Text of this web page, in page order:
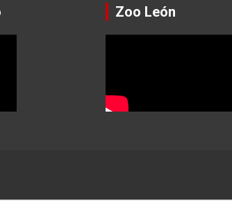
Zoo León